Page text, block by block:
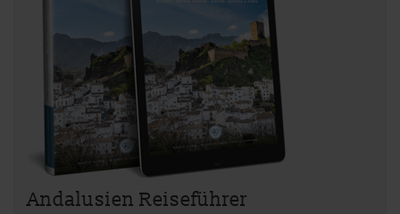
Andalusien Reiseführer